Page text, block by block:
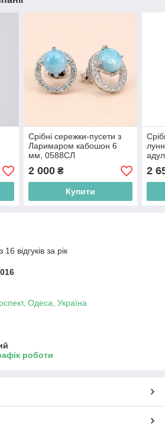
Срібні сережки-пусети з
Ларимаром кабошон 6
мм, 0588СЛ
2 000₴
Купити
2
відгуків за рік
Одеса, Україна
роботи